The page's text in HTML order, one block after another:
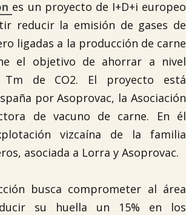
es un proyecto de I+D+i europeo
reducir la emisión de gases de
ligadas a la producción de carne
el objetivo de ahorrar a nivel
Tm de CO2. El proyecto está
por Asoprovac, la Asociación
de vacuno de carne. En él
vizcaína de la familia
asociada a Lorra y Asoprovac.
busca comprometer al área
su huella un 15% en los